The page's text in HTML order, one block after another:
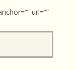
url=””